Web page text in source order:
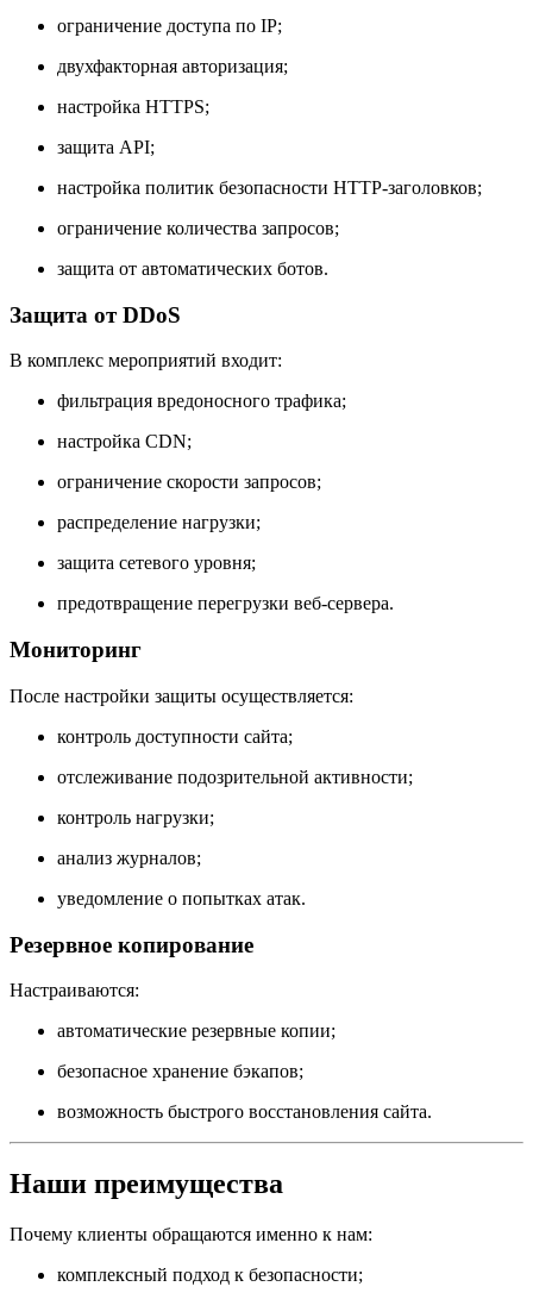
ограничение доступа по IP;
двухфакторная авторизация;
настройка HTTPS;
защита API;
настройка политик безопасности HTTP-заголовков;
ограничение количества запросов;
защита от автоматических ботов.
Защита от DDoS
В комплекс мероприятий входит:
фильтрация вредоносного трафика;
настройка CDN;
ограничение скорости запросов;
распределение нагрузки;
защита сетевого уровня;
предотвращение перегрузки веб-сервера.
Мониторинг
После настройки защиты осуществляется:
контроль доступности сайта;
отслеживание подозрительной активности;
контроль нагрузки;
анализ журналов;
уведомление о попытках атак.
Резервное копирование
Настраиваются:
автоматические резервные копии;
безопасное хранение бэкапов;
возможность быстрого восстановления сайта.
Наши преимущества
Почему клиенты обращаются именно к нам:
комплексный подход к безопасности;